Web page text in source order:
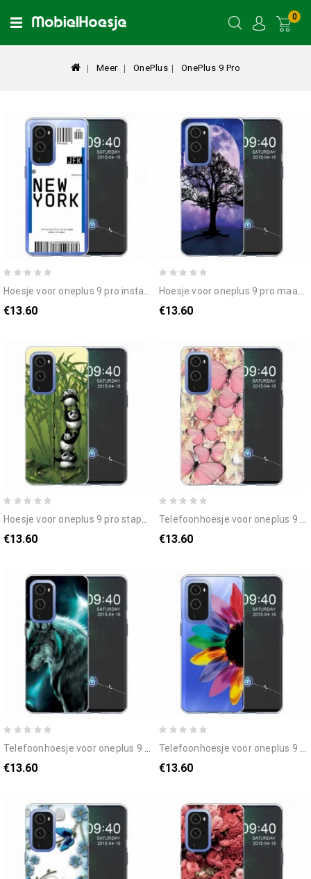
0
Meer OnePlus OnePlus 9 Pro
hoesje voor oneplus 9 pro instapkaart naar new york
€13.60
hoesje voor oneplus 9 pro maanboom
€13.60
hoesje voor oneplus 9 pro stapel panda's
€13.60
telefoonhoesje voor oneplus 9 pro vlinders vlinders
€13.60
telefoonhoesje voor oneplus 9 pro koninklijke wolf
€13.60
telefoonhoesje voor oneplus 9 pro kleurrijke bloem
€13.60